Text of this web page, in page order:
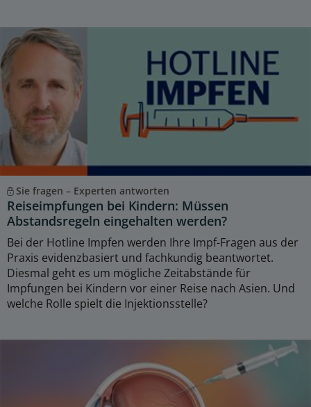
Sie fragen – Experten antworten
Reiseimpfungen bei Kindern: Müssen
Abstandsregeln eingehalten werden?
Bei der Hotline Impfen werden Ihre Impf-Fragen aus der
Praxis evidenzbasiert und fachkundig beantwortet.
Diesmal geht es um mögliche Zeitabstände für
Impfungen bei Kindern vor einer Reise nach Asien. Und
welche Rolle spielt die Injektionsstelle?